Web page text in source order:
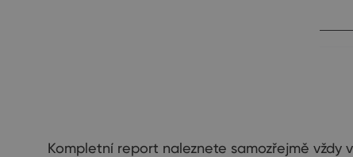
Kompletní report naleznete samozřejmě vždy v